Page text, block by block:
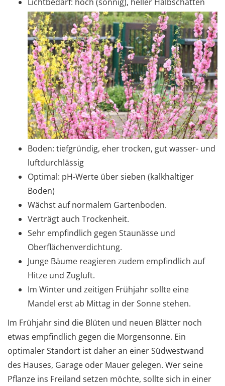
Boden: tiefgründig, eher trocken, gut wasser- und
luftdurchlässig
Optimal: pH-Werte über sieben (kalkhaltiger
Boden)
Wächst auf normalem Gartenboden.
Verträgt auch Trockenheit.
Sehr empfindlich gegen Staunässe und
Oberflächenverdichtung.
Junge Bäume reagieren zudem empfindlich auf
Hitze und Zugluft.
Im Winter und zeitigen Frühjahr sollte eine
Mandel erst ab Mittag in der Sonne stehen.
Im Frühjahr sind die Blüten und neuen Blätter noch
etwas empfindlich gegen die Morgensonne. Ein
optimaler Standort ist daher an einer Südwestwand
des Hauses, Garage oder Mauer gelegen. Wer seine
Pflanze ins Freiland setzen möchte, sollte sich in einer